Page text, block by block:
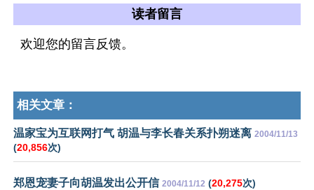
读者留言
欢迎您的留言反馈。
相关文章：
温家宝为互联网打气 胡温与李长春关系扑朔迷离 2004/11/13
(20,856次)
郑恩宠妻子向胡温发出公开信 2004/11/12 (20,275次)